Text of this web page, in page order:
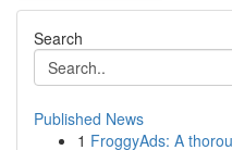
Search
Published News
1 FroggyAds: A